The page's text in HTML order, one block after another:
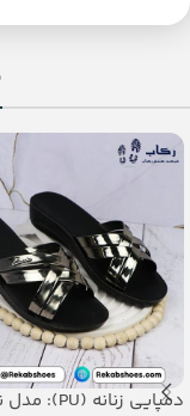
دمپایی زنانه (PU): مدل ندا